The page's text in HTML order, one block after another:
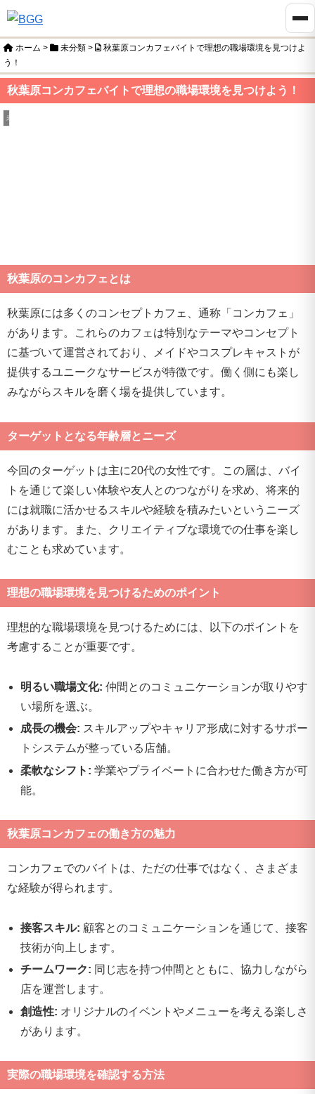
ホーム > 未分類 >
秋葉原コンカフェバイトで理想の職場環境を見つけよ
う！
秋葉原コンカフェバイトで理想の職場環境を見つけよう！
未分類
秋葉原のコンカフェとは
秋葉原には多くのコンセプトカフェ、通称「コンカフェ」
があります。これらのカフェは特別なテーマやコンセプト
に基づいて運営されており、メイドやコスプレキャストが
提供するユニークなサービスが特徴です。働く側にも楽し
みながらスキルを磨く場を提供しています。
ターゲットとなる年齢層とニーズ
今回のターゲットは主に20代の女性です。この層は、バイ
トを通じて楽しい体験や友人とのつながりを求め、将来的
には就職に活かせるスキルや経験を積みたいというニーズ
があります。また、クリエイティブな環境での仕事を楽し
むことも求めています。
理想の職場環境を見つけるためのポイント
理想的な職場環境を見つけるためには、以下のポイントを
考慮することが重要です。
明るい職場文化: 仲間とのコミュニケーションが取りやす
い場所を選ぶ。
成長の機会: スキルアップやキャリア形成に対するサポー
トシステムが整っている店舗。
柔軟なシフト: 学業やプライベートに合わせた働き方が可
能。
秋葉原コンカフェの働き方の魅力
コンカフェでのバイトは、ただの仕事ではなく、さまざま
な経験が得られます。
接客スキル: 顧客とのコミュニケーションを通じて、接客
技術が向上します。
チームワーク: 同じ志を持つ仲間とともに、協力しながら
店を運営します。
創造性: オリジナルのイベントやメニューを考える楽しさ
があります。
実際の職場環境を確認する方法